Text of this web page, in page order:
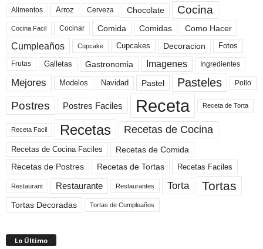
Alimentos Arroz Cerveza Chocolate Cocina
Cocina Facil Cocinar Comida Comidas Como Hacer
Cumpleaños Cupcake Cupcakes Decoracion Fotos
Frutas Galletas Gastronomia Imagenes Ingredientes
Mejores Modelos Navidad Pastel Pasteles Pollo
Postres Postres Faciles Receta Receta de Torta
Receta Facil Recetas Recetas de Cocina
Recetas de Cocina Faciles
Recetas de Comida
Recetas de Postres
Recetas de Tortas Recetas Faciles
Restaurant Restaurante Restaurantes Torta Tortas
Tortas Decoradas Tortas de Cumpleaños
Lo Último